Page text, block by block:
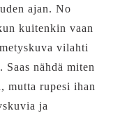
ajan. No
kuitenkin vaan
vilahti
nähdä miten
rupesi ihan
ja